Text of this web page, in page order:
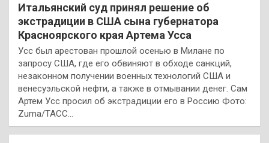
Итальянский суд принял решение об
экстрадиции в США сына губернатора
Красноярского края Артема Усса
Усс был арестован прошлой осенью в Милане по
запросу США, где его обвиняют в обходе санкций,
незаконном получении военных технологий США и
венесуэльской нефти, а также в отмывании денег. Сам
Артем Усс просил об экстрадиции его в Россию Фото:
Zuma/ТАСС…